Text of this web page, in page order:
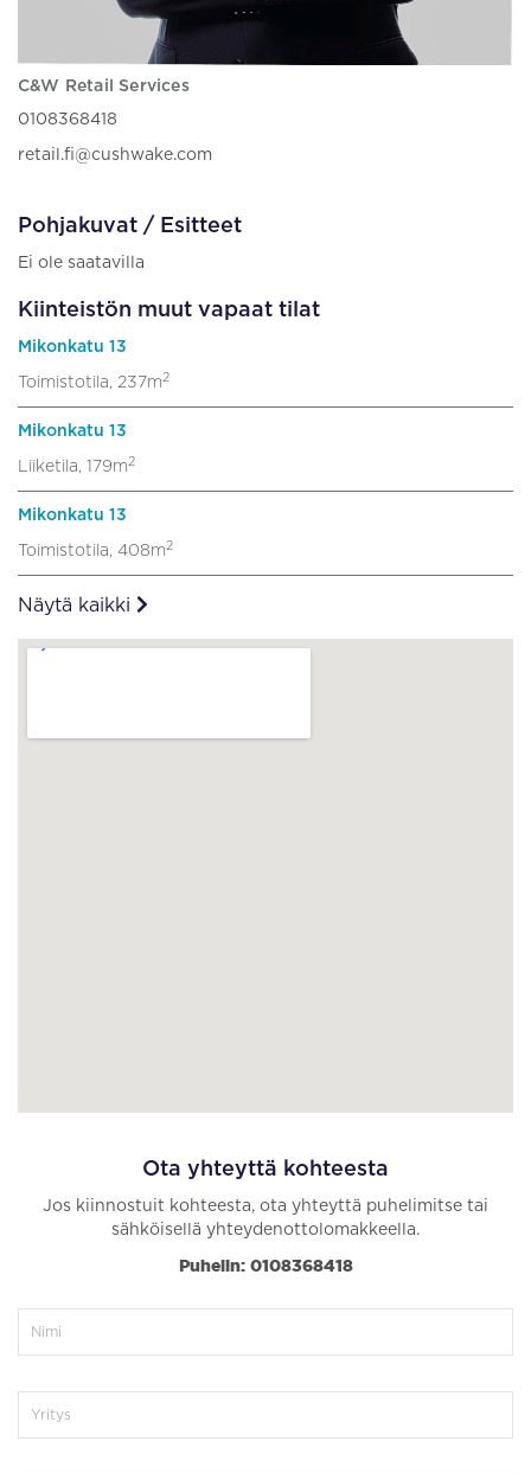
C&W Retail Services
0108368418
retail.fi@cushwake.com
Pohjakuvat / Esitteet
Ei ole saatavilla
Kiinteistön muut vapaat tilat
Mikonkatu 13
Toimistotila, 237m 2
Mikonkatu 13
Liiketila, 179m 2
Mikonkatu 13
Toimistotila, 408m 2
Näytä kaikki
Ota yhteyttä kohteesta
Jos kiinnostuit kohteesta, ota yhteyttä puhelimitse tai
sähköisellä yhteydenottolomakkeella.
Puhelin: 0108368418